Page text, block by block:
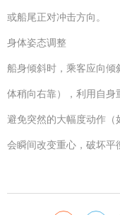
或船尾正对冲击方向。
身体姿态调整
船身倾斜时，乘客应向倾
体稍向右靠），利用自身
避免突然的大幅度动作
会瞬间改变重心，破坏平